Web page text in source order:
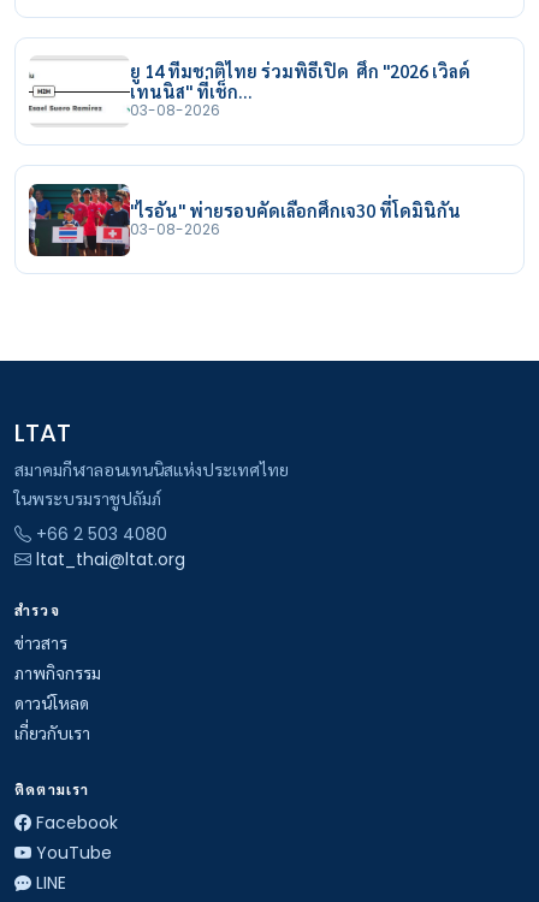
ยู 14 ทีมชาติไทย ร่วมพิธีเปิด ศึก "2026 เวิลด์
เทนนิส" ที่เช็ก…
03-08-2026
"ไรอัน" พ่ายรอบคัดเลือกศึกเจ30 ที่โดมินิกัน
03-08-2026
LTAT
สมาคมกีฬาลอนเทนนิสแห่งประเทศไทย
ในพระบรมราชูปถัมภ์
+66 2 503 4080
ltat_thai@ltat.org
สำรวจ
ข่าวสาร
ภาพกิจกรรม
ดาวน์โหลด
เกี่ยวกับเรา
ติดตามเรา
Facebook
YouTube
LINE